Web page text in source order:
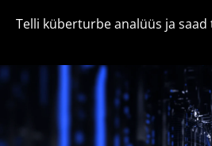
Artiklid
Kontakt
Est Eng
Telli küberturbe analüüs ja saad